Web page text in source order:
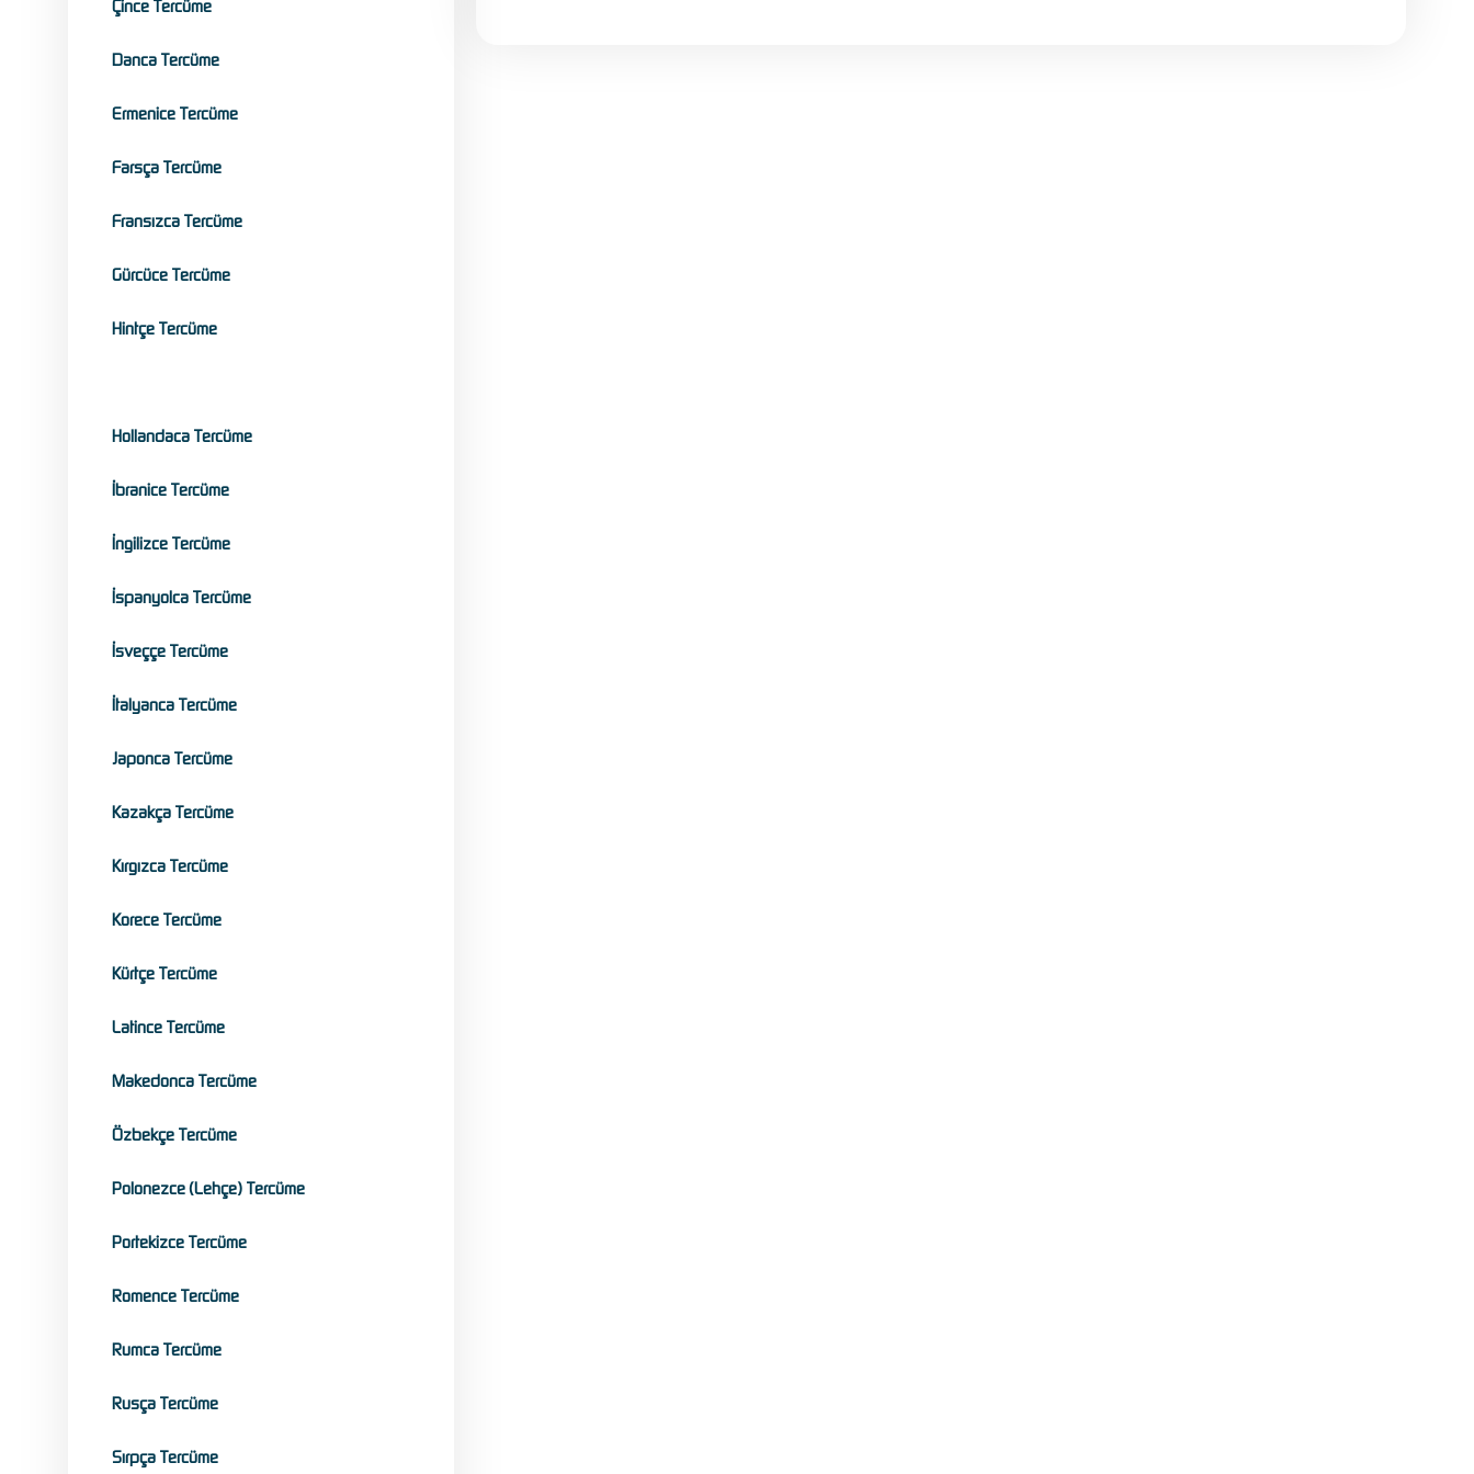
Çince Tercüme
Danca Tercüme
Ermenice Tercüme
Farsça Tercüme
Fransızca Tercüme
Gürcüce Tercüme
Hintçe Tercüme
Hollandaca Tercüme
İbranice Tercüme
İngilizce Tercüme
İspanyolca Tercüme
İsveççe Tercüme
İtalyanca Tercüme
Japonca Tercüme
Kazakça Tercüme
Kırgızca Tercüme
Korece Tercüme
Kürtçe Tercüme
Latince Tercüme
Makedonca Tercüme
Özbekçe Tercüme
Polonezce (Lehçe) Tercüme
Portekizce Tercüme
Romence Tercüme
Rumca Tercüme
Rusça Tercüme
Sırpça Tercüme